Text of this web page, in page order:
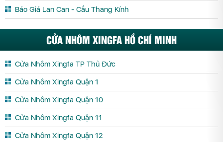
Báo Giá Lan Can - Cầu Thang Kính
CỬA NHÔM XINGFA HỒ CHÍ MINH
Cửa Nhôm Xingfa TP Thủ Đức
Cửa Nhôm Xingfa Quận 1
Cửa Nhôm Xingfa Quận 10
Cửa Nhôm Xingfa Quận 11
Cửa Nhôm Xingfa Quận 12